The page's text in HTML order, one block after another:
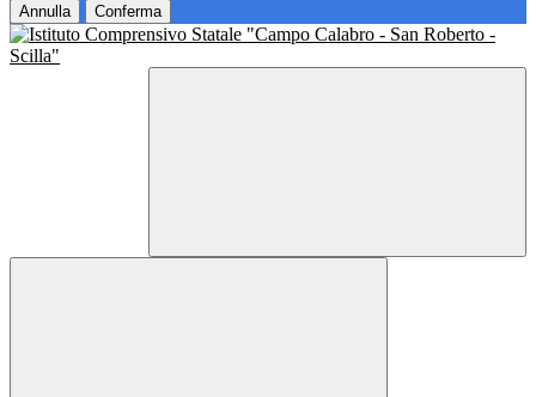
Annulla Conferma